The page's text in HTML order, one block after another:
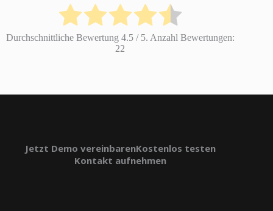
Durchschnittliche Bewertung 4.5/ 5. Anzahl Bewertungen:
22
Jetzt Demo vereinbarenKostenlos testen
Kontakt aufnehmen